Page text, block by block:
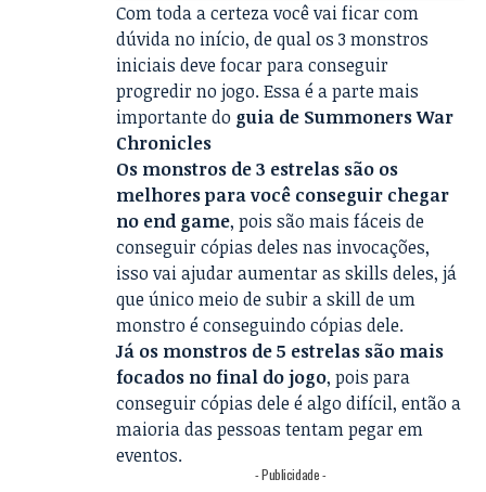
Com toda a certeza você vai ficar com
dúvida no início, de qual os 3 monstros
iniciais deve focar para conseguir
progredir no jogo. Essa é a parte mais
importante do guia de Summoners War
Chronicles
Os monstros de 3 estrelas são os
melhores para você conseguir chegar
no end game, pois são mais fáceis de
conseguir cópias deles nas invocações,
isso vai ajudar aumentar as skills deles, já
que único meio de subir a skill de um
monstro é conseguindo cópias dele.
Já os monstros de 5 estrelas são mais
focados no final do jogo, pois para
conseguir cópias dele é algo difícil, então a
maioria das pessoas tentam pegar em
eventos.
- Publicidade -